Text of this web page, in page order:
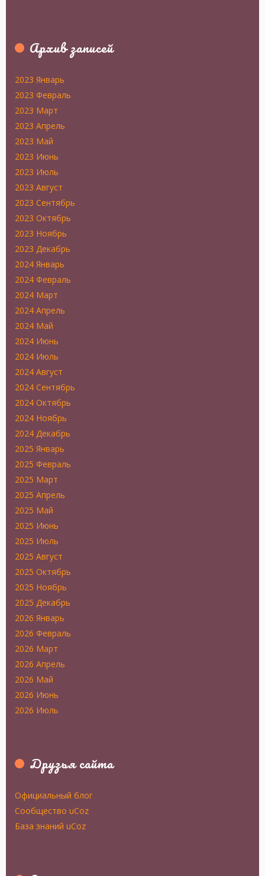
Архив записей
2023 Январь
2023 Февраль
2023 Март
2023 Апрель
2023 Май
2023 Июнь
2023 Июль
2023 Август
2023 Сентябрь
2023 Октябрь
2023 Ноябрь
2023 Декабрь
2024 Январь
2024 Февраль
2024 Март
2024 Апрель
2024 Май
2024 Июнь
2024 Июль
2024 Август
2024 Сентябрь
2024 Октябрь
2024 Ноябрь
2024 Декабрь
2025 Январь
2025 Февраль
2025 Март
2025 Апрель
2025 Май
2025 Июнь
2025 Июль
2025 Август
2025 Октябрь
2025 Ноябрь
2025 Декабрь
2026 Январь
2026 Февраль
2026 Март
2026 Апрель
2026 Май
2026 Июнь
2026 Июль
Друзья сайта
Официальный блог
Сообщество uCoz
База знаний uCoz